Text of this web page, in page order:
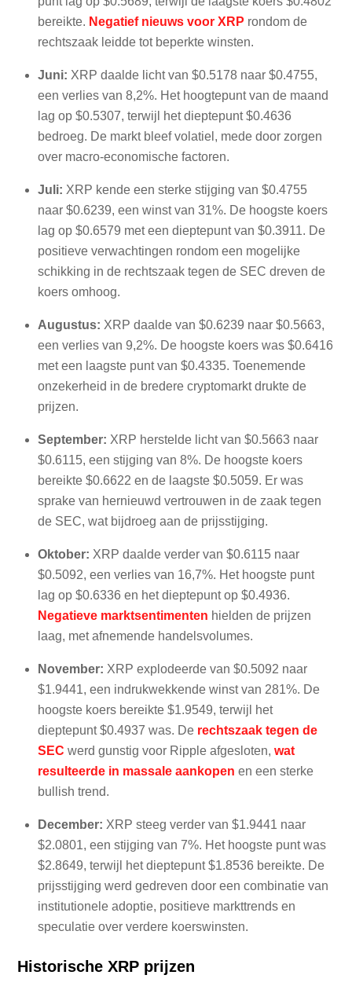
bereikte. Negatief nieuws voor XRP rondom de
rechtszaak leidde tot beperkte winsten.
Juni: XRP daalde licht van $0.5178 naar $0.4755,
een verlies van 8,2%. Het hoogtepunt van de maand
lag op $0.5307, terwijl het dieptepunt $0.4636
bedroeg. De markt bleef volatiel, mede door zorgen
over macro-economische factoren.
Juli: XRP kende een sterke stijging van $0.4755
naar $0.6239, een winst van 31%. De hoogste koers
lag op $0.6579 met een dieptepunt van $0.3911. De
positieve verwachtingen rondom een mogelijke
schikking in de rechtszaak tegen de SEC dreven de
koers omhoog.
Augustus: XRP daalde van $0.6239 naar $0.5663,
een verlies van 9,2%. De hoogste koers was $0.6416
met een laagste punt van $0.4335. Toenemende
onzekerheid in de bredere cryptomarkt drukte de
prijzen.
September: XRP herstelde licht van $0.5663 naar
$0.6115, een stijging van 8%. De hoogste koers
bereikte $0.6622 en de laagste $0.5059. Er was
sprake van hernieuwd vertrouwen in de zaak tegen
de SEC, wat bijdroeg aan de prijsstijging.
Oktober: XRP daalde verder van $0.6115 naar
$0.5092, een verlies van 16,7%. Het hoogste punt
lag op $0.6336 en het dieptepunt op $0.4936.
Negatieve marktsentimenten hielden de prijzen
laag, met afnemende handelsvolumes.
November: XRP explodeerde van $0.5092 naar
$1.9441, een indrukwekkende winst van 281%. De
hoogste koers bereikte $1.9549, terwijl het
dieptepunt $0.4937 was. De rechtszaak tegen de
SEC werd gunstig voor Ripple afgesloten, wat
resulteerde in massale aankopen en een sterke
bullish trend.
December: XRP steeg verder van $1.9441 naar
$2.0801, een stijging van 7%. Het hoogste punt was
$2.8649, terwijl het dieptepunt $1.8536 bereikte. De
prijsstijging werd gedreven door een combinatie van
institutionele adoptie, positieve markttrends en
speculatie over verdere koerswinsten.
Historische XRP prijzen